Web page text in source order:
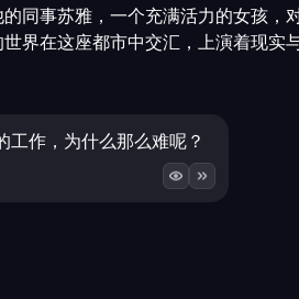
同事苏雅，一个充满活力的女孩，
界在这座都市中交汇，上演着现实
工作，为什么那么难呢？